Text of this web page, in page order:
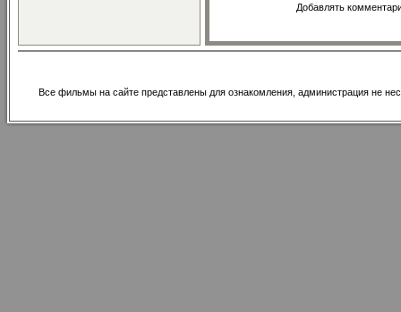
Добавлять
Все фильмы на сайте представлены для ознакомления, администрация не